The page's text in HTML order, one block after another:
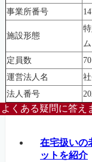
事業所番号
施設形態
ム
定員数
70
運営法人名
法人番号
よくある疑問に答え
在宅扱いの
ットを紹介